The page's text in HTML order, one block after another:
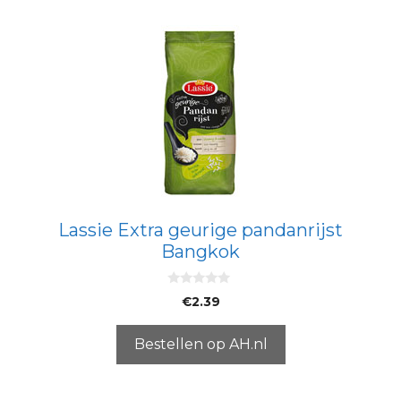
Lassie Extra geurige pandanrijst
Bangkok
5
€2.39
Bestellen op AH.nl